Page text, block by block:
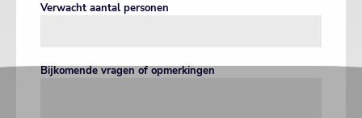
Verwacht aantal personen
Bijkomende vragen of opmerkingen